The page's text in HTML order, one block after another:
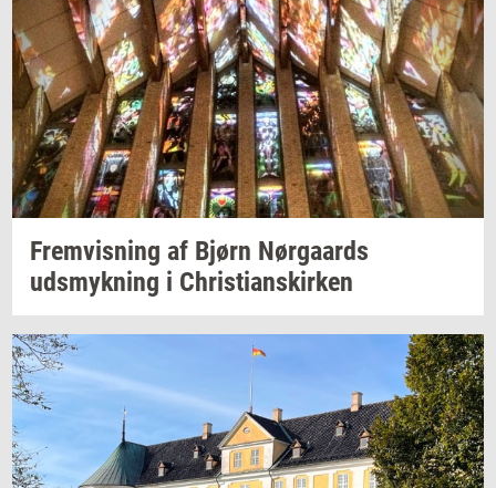
Frem­vis­ning af Bjørn Nør­gaards
udsmyk­ning i Chri­sti­anskir­ken